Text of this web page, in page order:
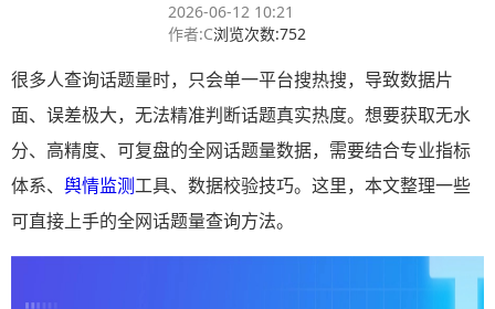
2026-06-12 10:21
作者:C浏览次数:752
很多人查询话题量时，只会单一平台搜热搜，导致数据片
面、误差极大，无法精准判断话题真实热度。想要获取无水
分、高精度、可复盘的全网话题量数据，需要结合专业指标
体系、 舆情监测工具、数据校验技巧。这里，本文整理一些
可直接上手的全网话题量查询方法。